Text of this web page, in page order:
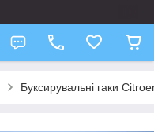
Буксирувальні гаки